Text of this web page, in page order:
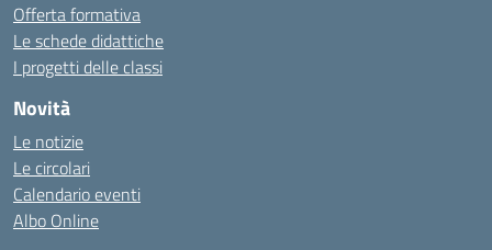
Offerta formativa
Le schede didattiche
I progetti delle classi
Novità
Le notizie
Le circolari
Calendario eventi
Albo Online